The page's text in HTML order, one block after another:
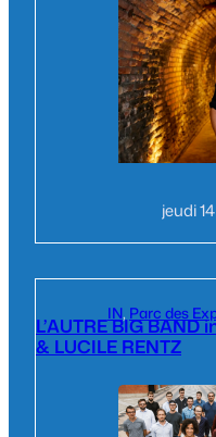
jeudi
IN, Parc des
L’AUTRE BIG BAND
& LUCILE RENTZ